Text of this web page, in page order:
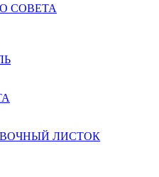
СОВЕТА
ЛИСТОК